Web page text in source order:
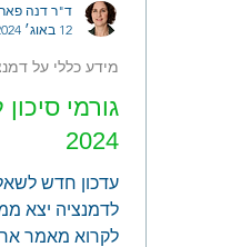
גורמי
2024
עדכון חדש
לדמנציה יצא
מידע כללי על
ד"ר דנה
12 באוג׳ 2024